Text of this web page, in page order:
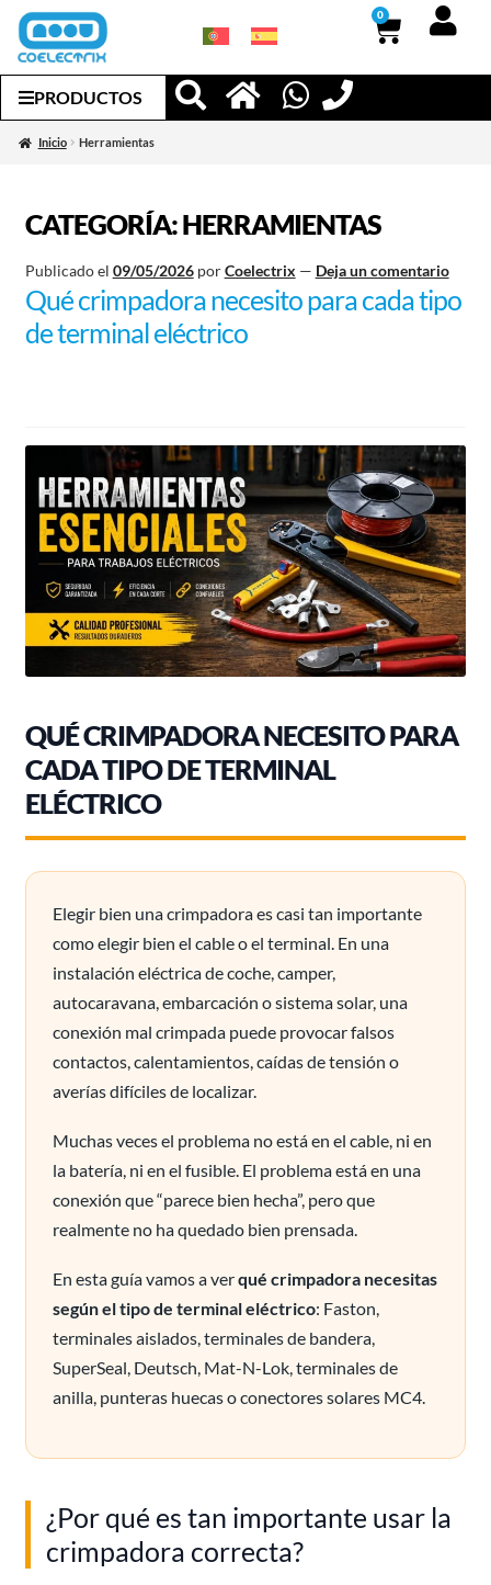
0
PRODUCTOS
Inicio Herramientas
CATEGORÍA:HERRAMIENTAS
Publicado el 09/05/2026 porCoelectrix — Deja un comentario
Qué crimpadora necesito para cada tipo
de terminal eléctrico
QUÉ CRIMPADORA NECESITO PARA
CADA TIPO DE TERMINAL
ELÉCTRICO
Elegir bien una crimpadora es casi tan importante
como elegir bien el cable o el terminal. En una
instalación eléctrica de coche, camper,
autocaravana, embarcación o sistema solar, una
conexión mal crimpada puede provocar falsos
contactos, calentamientos, caídas de tensión o
averías difíciles de localizar.
Muchas veces el problema no está en el cable, ni en
la batería, ni en el fusible. El problema está en una
conexión que “parece bien hecha”, pero que
realmente no ha quedado bien prensada.
En esta guía vamos a verqué crimpadora necesitas
según el tipo de terminal eléctrico: Faston,
terminales aislados, terminales de bandera,
SuperSeal, Deutsch, Mat-N-Lok, terminales de
anilla, punteras huecas o conectores solares MC4.
¿Por qué es tan importante usar la
crimpadora correcta?